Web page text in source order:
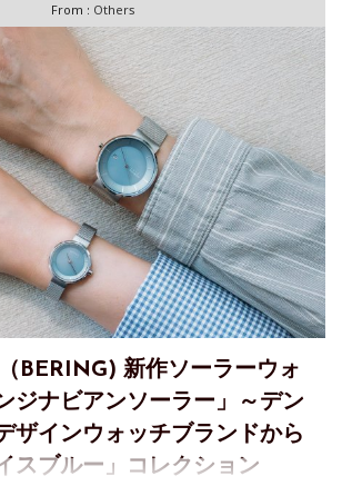
From : Others
BERING) 新作ソーラーウォ
ジナビアンソーラー」～デン
ザインウォッチブランドから
スブルー」コレクション